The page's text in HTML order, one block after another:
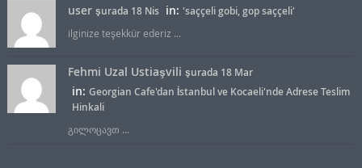
user şurada 18 Nis in: 'saççeli gobi, gop saççeli'
ilginize teşekkür ederiz ...
Fehmi Uzal Ustiaşvili şurada 18 Mar
in: Georgian Cafe'dan İstanbul ve Kocaeli'nde Adrese Teslim
Hinkali
გილოცავთ ...